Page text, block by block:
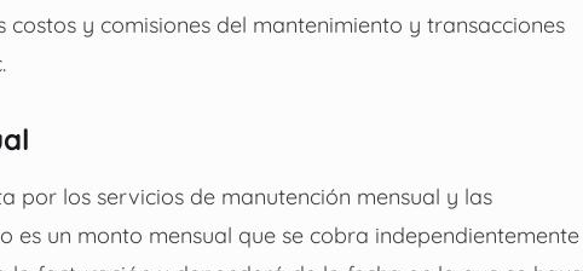
y comisiones del mantenimiento y transacciones
por los servicios de manutención mensual y las
es un monto mensual que se cobra independientemente